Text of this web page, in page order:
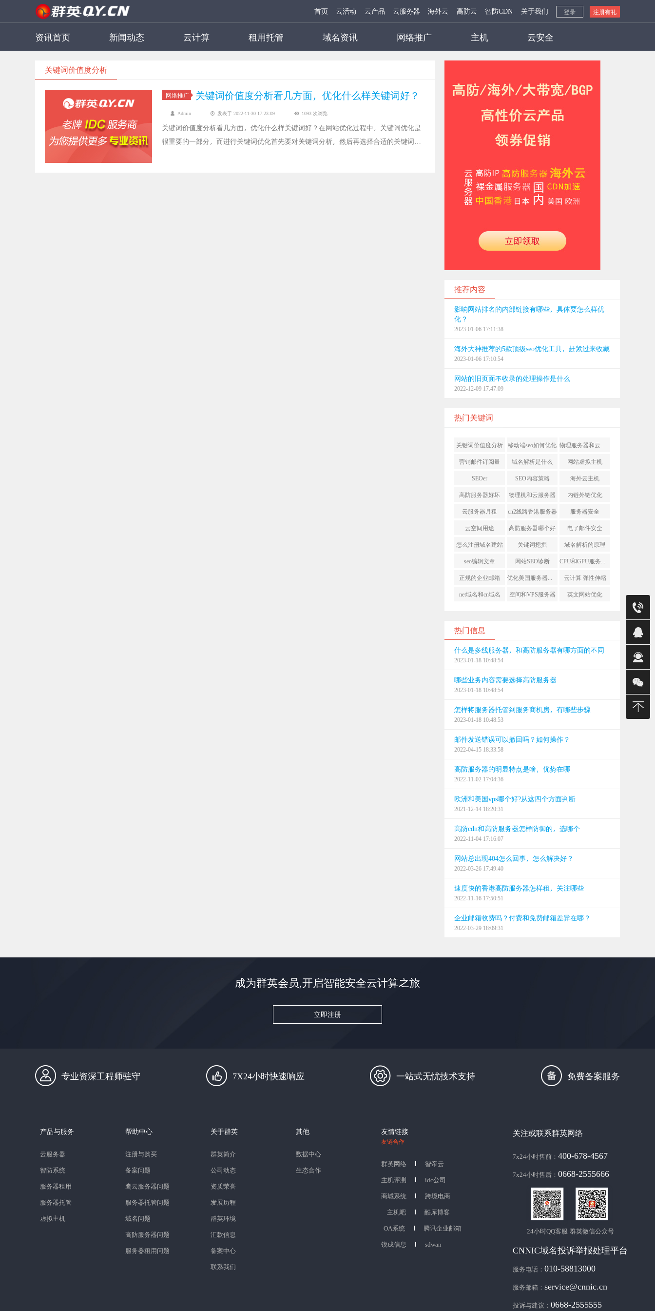
首页 云活动 云产品 云服务器 海外云 高防云 智防CDN 关于我们 登录 注册有礼
资讯首页 新闻动态 云计算 租用托管 域名资讯 网络推广 主机 云安全
关键词价值度分析
网络推广 关键词价值度分析看几方面，优化什么样关键词好？
Admin 发表于 2022-11-30 17:23:09 1093 次浏览
关键词价值度分析看几方面，优化什么样关键词好？在网站优化过程中，关键词优化是
很重要的一部分，而进行关键词优化首先要对关键词分析，然后再选择合适的关键词。
推荐内容
影响网站排名的内部链接有哪些，具体要怎么样优
化？
2023-01-06 17:11:38
海外大神推荐的5款顶级seo优化工具，赶紧过来收藏
2023-01-06 17:10:54
网站的旧页面不收录的处理操作是什么
2022-12-09 17:47:09
热门关键词
关键词价值度分析 移动端seo如何优化
营销邮件订阅量 域名解析是什么 网站虚拟主机
SEOer SEO内容策略 海外云主机
高防服务器好坏 物理机和云服务器 内链外链优化
云服务器月租 cn2线路香港服务器 服务器安全
云空间用途 高防服务器哪个好 电子邮件安全
怎么注册域名建站 关键词挖掘 域名解析的原理
seo编辑文章 网站SEO诊断
正规的企业邮箱 云计算 弹性伸缩
net域名和cn域名 空间和VPS服务器 英文网站优化
热门信息
什么是多线服务器，和高防服务器有哪方面的不同
2023-01-18 10:48:54
哪些业务内容需要选择高防服务器
2023-01-18 10:48:54
怎样将服务器托管到服务商机房，有哪些步骤
2023-01-18 10:48:53
邮件发送错误可以撤回吗？如何操作？
2022-04-15 18:33:58
高防服务器的明显特点是啥，优势在哪
2022-11-02 17:04:36
欧洲和美国vps哪个好?从这四个方面判断
2021-12-14 18:20:31
高防cdn和高防服务器怎样防御的，选哪个
2022-11-04 17:16:07
网站总出现404怎么回事，怎么解决好？
2022-03-26 17:49:40
速度快的香港高防服务器怎样租，关注哪些
2022-11-16 17:50:51
企业邮箱收费吗？付费和免费邮箱差异在哪？
2022-03-29 18:09:31
成为群英会员,开启智能安全云计算之旅
立即注册
专业资深工程师驻守 7X24小时快速响应 一站式无忧技术支持 免费备案服务
产品与服务
云服务器
智防系统
服务器租用
服务器托管
虚拟主机
帮助中心
注册与购买
备案问题
鹰云服务器问题
服务器托管问题
域名问题
高防服务器问题
服务器租用问题
关于群英
群英简介
公司动态
资质荣誉
发展历程
群英环境
汇款信息
备案中心
联系我们
其他
数据中心
生态合作
友情链接
友链合作
群英网络
智帝云
主机评测
idc公司
商城系统
跨境电商
主机吧
酷库博客
OA系统
腾讯企业邮箱
锐成信息
sdwan
关注或联系群英网络
7x24小时售前： 400-678-4567
7x24小时售后： 0668-2555666
24小时QQ客服 群英微信公众号
CNNIC域名投诉举报处理平台
服务电话： 010-58813000
服务邮箱： service@cnnic.cn
投诉与建议： 0668-2555555
售前
销售（明
销售(铭)
销售(强)
销售(冰)